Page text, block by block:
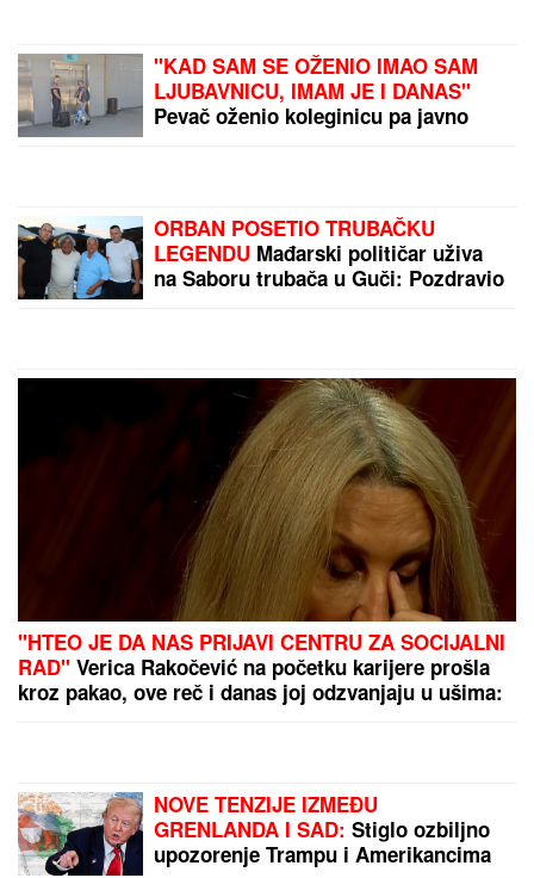
"KAD SAM SE OŽENIO IMAO SAM
LJUBAVNICU, IMAM JE I DANAS"
Pevač oženio koleginicu pa javno
ORBAN POSETIO TRUBAČKU
LEGENDU Mađarski političar uživa
na Saboru trubača u Guči: Pozdravio
"HTEO JE DA NAS PRIJAVI CENTRU ZA SOCIJALNI
RAD" Verica Rakočević na početku karijere prošla
kroz pakao, ove reč i danas joj odzvanjaju u ušima:
NOVE TENZIJE IZMEĐU
GRENLANDA I SAD: Stiglo ozbiljno
upozorenje Trampu i Amerikancima